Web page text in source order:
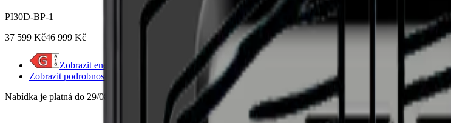
PI30D-BP-1
37 599 Kč46 999 Kč
Zobrazit energetický štítek
Zobrazit podrobnosti o produktu
Nabídka je platná do 29/08/2026 nebo do vyprodání zásob.